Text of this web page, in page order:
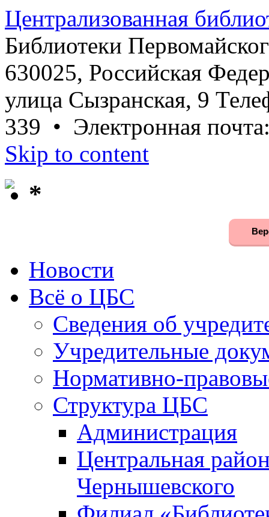
Централизованная
Библиотеки
630025, Российская
улица Сызранская, 9
339 • Электронная
Skip to content
*
Новости
Всё о ЦБС
Сведения об
Учредительные
Нормативно-
Структура ЦБС
Администрация
Центральная
Чернышевского